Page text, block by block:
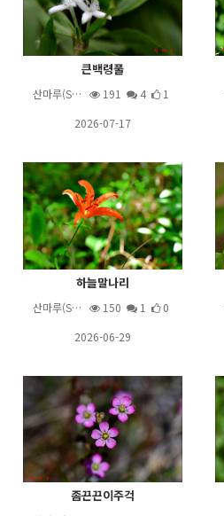
큰백령풀
산마루(S… 191 4
1
2026-07-17
하늘말나리
산마루(S… 150 1
0
2026-06-29
좀끈끈이주걱